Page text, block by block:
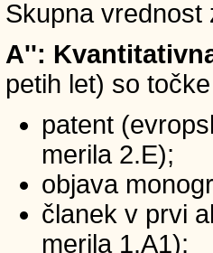
Skupna vrednost
A'':
petih let) so
patent
merila 2.E);
objava
članek v prvi
merila 1.A1);